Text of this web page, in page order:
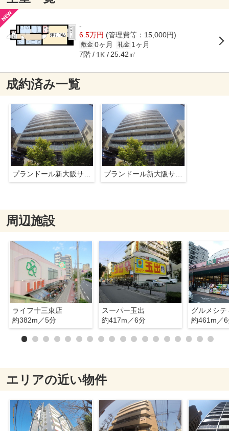
-
6.5万円 (管理費等：15,000円)
敷金 0ヶ月 礼金 1ヶ月
7階 1K 25.42㎡
成約済み一覧
プランドール新大阪サウスレジデンス
周辺施設
ライフ十三東店
約382m／5分
スーパー玉出
約417m／6分
グルメシテ
約461m／
エリアの近い物件